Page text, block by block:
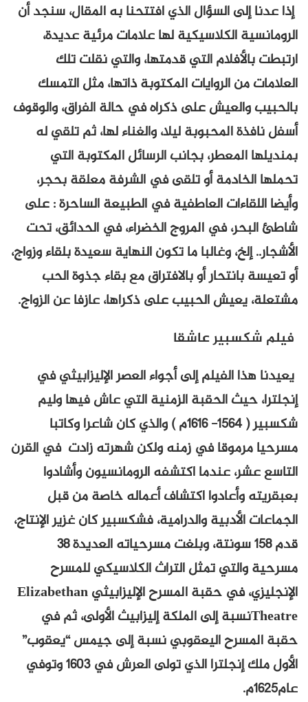
إذا عدنا إلى السؤال الذي افتتحنا به المقال، سنجد أن
الرومانسية الكلاسيكية لها علامات مرئية عديدة،
ارتبطت بالأفلام التي قدمتها، والتي نقلت تلك
العلامات من الروايات المكتوبة ذاتها، مثل التمسك
بالحبيب والعيش على ذكراه في حالة الفراق، والوقوف
أسفل نافذة المحبوبة ليلا، والغناء لها، ثم تلقي له
بمنديلها المعطر، بجانب الرسائل المكتوبة التي
تحملها الخادمة أو تلقى في الشرفة معلقة بحجر،
وأيضا اللقاءات العاطفية في الطبيعة الساحرة : على
شاطئ البحر، في المروج الخضراء، في الحدائق، تحت
الأشجار.. إلخ، وغالبا ما تكون النهاية سعيدة بلقاء وزواج،
أو تعيسة بانتحار أو بالافتراق مع بقاء جذوة الحب
مشتعلة، يعيش الحبيب على ذكراها، عازفا عن الزواج.
فيلم شكسبير عاشقا
يعيدنا هذا الفيلم إلى أجواء العصر الإليزابيثي في
إنجلترا، حيث الحقبة الزمنية التي عاش فيها وليم
شكسبير ( 1564- 1616م ) والذي كان شاعرا وكاتبا
مسرحيا مرموقا في زمنه ولكن شهرته زادت في القرن
التاسع عشر، عندما اكتشفه الرومانسيون وأشادوا
بعبقريته وأعادوا اكتشاف أعماله خاصة من قبل
الجماعات الأدبية والدرامية، فشكسبير كان غزير الإنتاج،
قدم 158 سونتة، وبلغت مسرحياته العديدة 38
مسرحية والتي تمثل التراث الكلاسيكي للمسرح
الإنجليزي، في حقبة المسرح الإليزابيثي Elizabethan
Theatreنسبة إلى الملكة إليزابيث الأولى، ثم في
حقبة المسرح اليعقوبي نسبة إلى جيمس “يعقوب”
الأول ملك إنجلترا الذي تولى العرش في 1603 وتوفي
عام1625م.